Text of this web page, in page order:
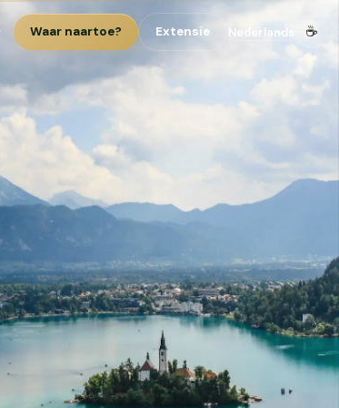
Waar naartoe? Extensie ☕